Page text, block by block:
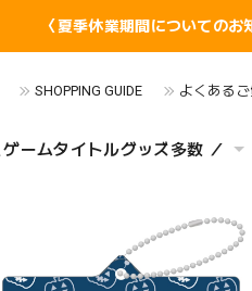
〈夏季休業期間についてのお
SHOPPING GUIDE よくあるご
ゲームタイトルグッズ多数 ／